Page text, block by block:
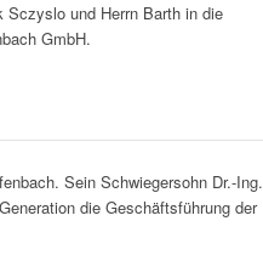
Sczyslo und Herrn Barth in die
GmbH.
Sein Schwiegersohn Dr.-Ing.
die Geschäftsführung der